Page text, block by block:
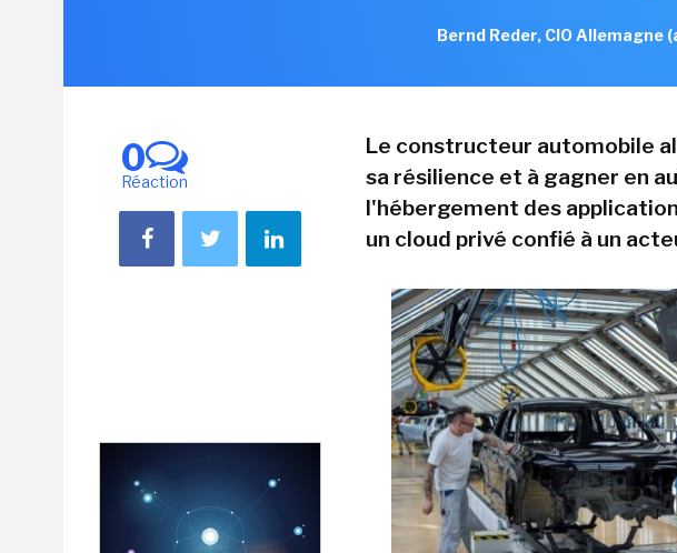
Bernd Reder, CIO Allemagne
0
Réaction
Le constructeur automobile
sa résilience et à gagner en
l'hébergement des
un cloud privé confié à un